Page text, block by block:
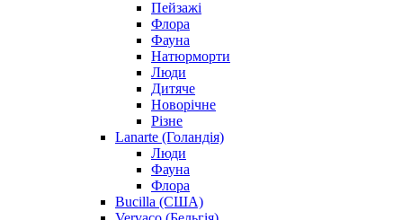
Пейзажі
Флора
Фауна
Натюрморти
Люди
Дитяче
Новорічне
Різне
Lanarte (Голандія)
Люди
Фауна
Флора
Bucilla (США)